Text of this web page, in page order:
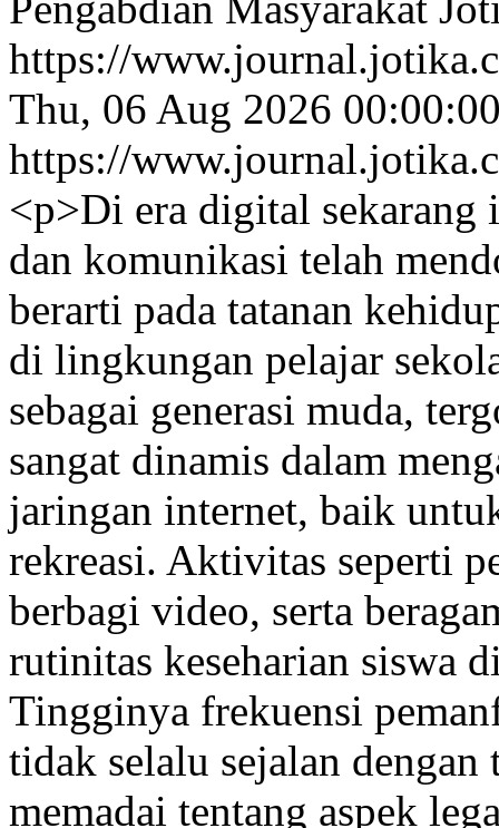
https://
Thu, 06 Aug 2026
https://
<p>Di era digital
dan komunikasi telah
berarti pada tatanan
di lingkungan pelajar
sebagai generasi muda,
sangat dinamis dalam
jaringan internet, baik
rekreasi. Aktivitas seperti
berbagi video, serta
rutinitas keseharian siswa
Tingginya frekuensi
tidak selalu sejalan
memadai tentang aspek